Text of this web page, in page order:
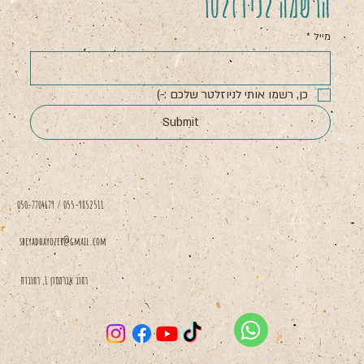
מייל *
כן, רשמו אותי לניוזלטר שלכם :-)
Submit
050-7704679 / 055-9852511
sbeyadhayozer@gmail.com
רחוב אברמסון 1, רחובות